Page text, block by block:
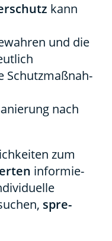
kann
und die
Schutz­maß­nah­
nach
zum
infor­mie­
spre­